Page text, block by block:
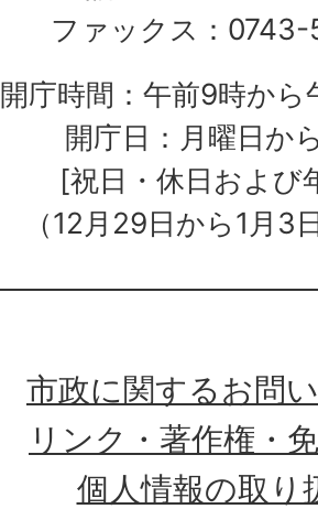
ファックス：
開庁時間：午前9時か
開庁日：月曜日か
[祝日・休日および
（12月29日から1月3
市政に関するお問
リンク・著作権・
個人情報の取り